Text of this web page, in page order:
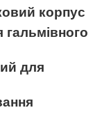
корпус
для